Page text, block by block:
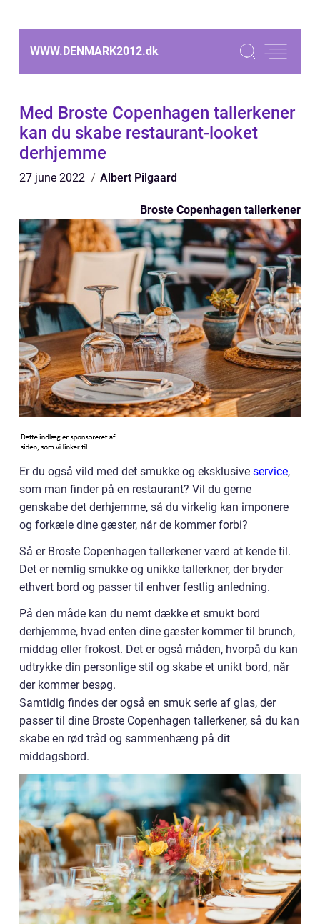
WWW.DENMARK2012.dk
Med Broste Copenhagen tallerkener
kan du skabe restaurant-looket
derhjemme
27 june 2022 Albert Pilgaard
Broste Copenhagen tallerkener
Er du også vild med det smukke og eksklusive service,
som man finder på en restaurant? Vil du gerne
genskabe det derhjemme, så du virkelig kan imponere
og forkæle dine gæster, når de kommer forbi?
Så er Broste Copenhagen tallerkener værd at kende til.
Det er nemlig smukke og unikke tallerkner, der bryder
ethvert bord og passer til enhver festlig anledning.
På den måde kan du nemt dække et smukt bord
derhjemme, hvad enten dine gæster kommer til brunch,
middag eller frokost. Det er også måden, hvorpå du kan
udtrykke din personlige stil og skabe et unikt bord, når
der kommer besøg.
Samtidig findes der også en smuk serie af glas, der
passer til dine Broste Copenhagen tallerkener, så du kan
skabe en rød tråd og sammenhæng på dit
middagsbord.